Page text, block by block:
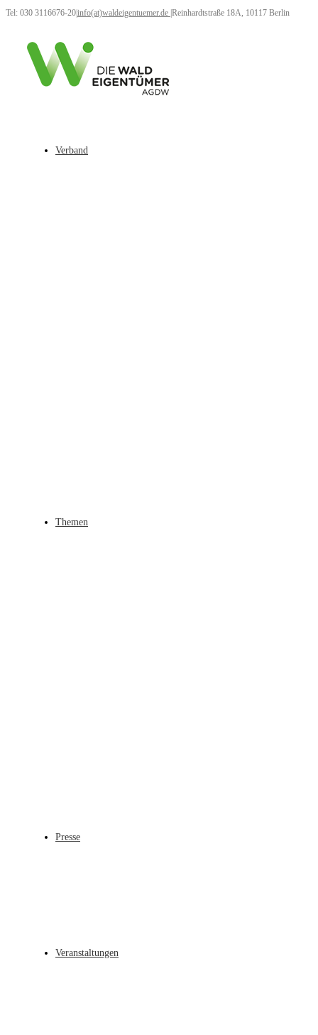
Tel: 030 3116676-20info(at)waldeigentuemer.de Reinhardtstraße 18A, 10117 Berlin
Verband
Themen
Presse
Veranstaltungen